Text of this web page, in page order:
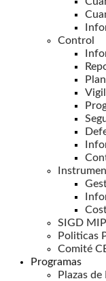
Control
SIGD
Politicas
Comité
Programas
Plazas